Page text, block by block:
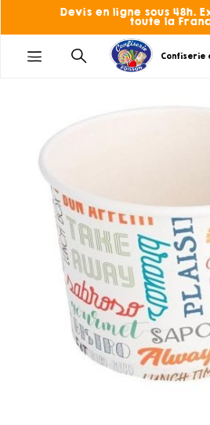
Devis en ligne sous 48h.
toute la
Confiserie